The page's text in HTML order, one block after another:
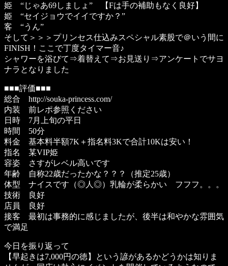
姫 “じゃあ69しましょ” 【Fは手の補助もなく良好】
姫 “セイジョウでイイですか？”
客 “うん”
そして＞＞＞プリンセス仕込みスペシャル素股で＠いう間に
FINISH！ここで丁度タイマー音♪
シャワーを浴びて⇒着替えて⇒お見送り⇒アンケートでサヨ
ナラとなりました
■■■評価■■■
総合 http://souka-princess.com/
内装 前レポ参照ください
日時 7月上旬の平日
時間 50分
料金 基本料半額7K＋指名料3Kで合計10Kは安い！
指名 某VIP姫
容姿 さすがレベル高いです
年齢 自称22歳だったかな？？？（推定25歳）
体型 ナイスです（◎人◎）乳輪が柔らかい フフフ。。。
技術 良好
店員 良好
接客 最初は事務的に感じましたが、後半は和やかな雰囲気
で満足
今日を振り返って
【早起きは7,000円の徳】という諺があるかどうかは知りま